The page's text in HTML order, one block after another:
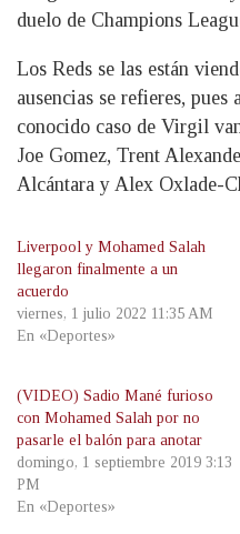
duelo de Champions
Los Reds se las están
ausencias se refieres,
conocido caso de Virgil
Joe Gomez, Trent
Alcántara y Alex Oxlade-
Liverpool y Mohamed Salah
llegaron finalmente a un
acuerdo
viernes, 1 julio 2022 11:35 AM
En «Deportes»
(VIDEO) Sadio Mané furioso
con Mohamed Salah por no
pasarle el balón para anotar
domingo, 1 septiembre 2019 3:13
PM
En «Deportes»